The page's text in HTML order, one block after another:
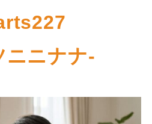
ニニナナ-